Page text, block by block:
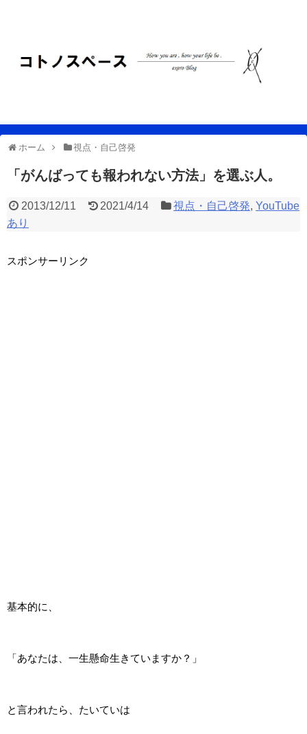
ホーム 視点・自己啓発
「がんばっても報われない方法」を選ぶ人。
2013/12/11 2021/4/14 視点・自己啓発, YouTube
あり
スポンサーリンク
基本的に、
「あなたは、一生懸命生きていますか？」
と言われたら、たいていは